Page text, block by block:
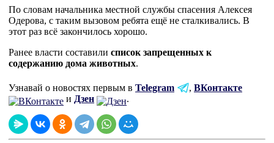
По словам начальника местной службы спасения Алексея
Одерова, с таким вызовом ребята ещё не сталкивались. В
этот раз всё закончилось хорошо.
Ранее власти составили список запрещенных к
содержанию дома животных.
Узнавай о новостях первым в Telegram , ВКонтакте
и Дзен .